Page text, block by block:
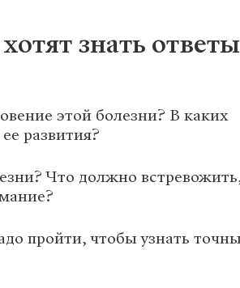
знать
этой болезни? В каких
развития?
Что должно
пройти, чтобы узнать